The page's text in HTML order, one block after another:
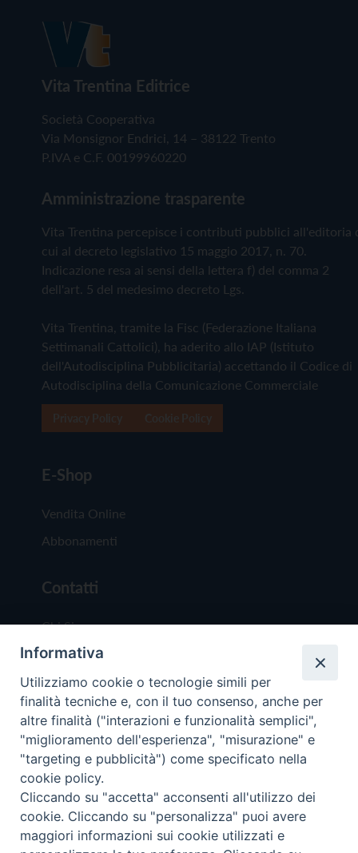
Vita Trentina Editrice
Società Cooperativa
Via Monsignor Endrici, 14 – 38122 Trento
P.IVA e C.F. 00199960220
Amministrazione trasparente
Vita Trentina percepisce i contributi pubblici all'editoria
cui al decreto legislativo 15 maggio 2017, n. 70.
Indicazione resa ai sensi della lettera f) del comma 2
dell'art. 5 del medesimo decreto Lgs.
Vita Trentina, tramite la Fisc (Federazione Italiana
Settimanali Cattolici), ha aderito allo IAP (Istituto
dell'Autodisciplina Pubblicitaria) accettando il Codice di
Autodisciplina della Comunicazione Commerciale
E-Shop
Vendita Online
Abbonamenti
Contatti
Chi Siamo
Redazione
Scrivici
Copyright © 2019 - Tutti i diritti riservati - Vita
Trentina Editrice
Privacy Policy
Informativa
Utilizziamo cookie o tecnologie simili per
finalità tecniche e, con il tuo consenso, anche per
altre finalità ("interazioni e funzionalità semplici",
"miglioramento dell'esperienza", "misurazione" e
"targeting e pubblicità") come specificato nella
cookie policy.
Cliccando su "accetta" acconsenti all'utilizzo dei
cookie. Cliccando su "personalizza" puoi avere
maggiori informazioni sui cookie utilizzati e